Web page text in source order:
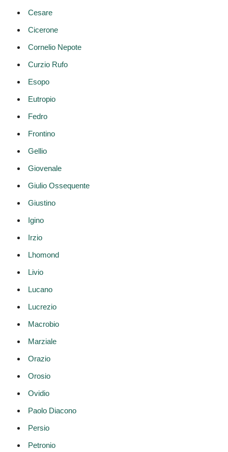
Cesare
Cicerone
Cornelio Nepote
Curzio Rufo
Esopo
Eutropio
Fedro
Frontino
Gellio
Giovenale
Giulio Ossequente
Giustino
Igino
Irzio
Lhomond
Livio
Lucano
Lucrezio
Macrobio
Marziale
Orazio
Orosio
Ovidio
Paolo Diacono
Persio
Petronio